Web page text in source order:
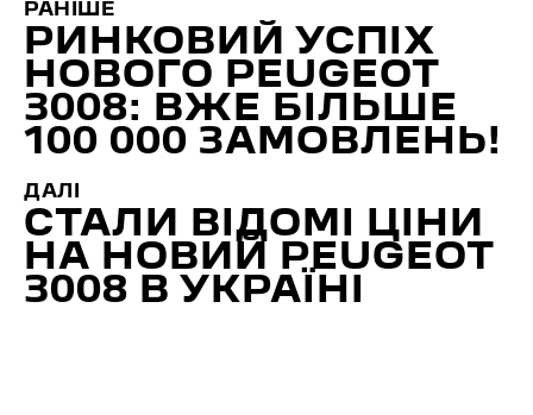
РАНІШЕ
РИНКОВИЙ УСПІХ
НОВОГО PEUGEOT
3008: ВЖЕ БІЛЬШЕ
100 000 ЗАМОВЛЕНЬ!
ДАЛІ
СТАЛИ ВІДОМІ ЦІНИ
НА НОВИЙ PEUGEOT
3008 В УКРАЇНІ